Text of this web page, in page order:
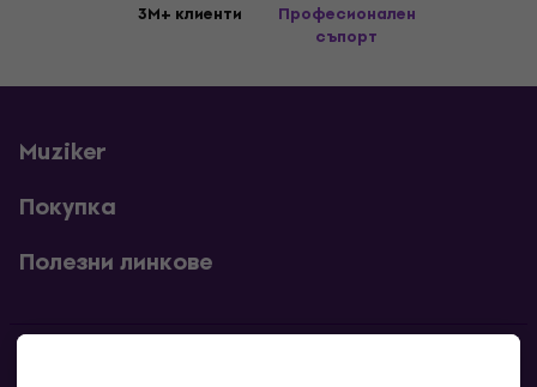
3M+ клиенти
Професионален
съпорт
Muziker
Покупка
Полезни линкове